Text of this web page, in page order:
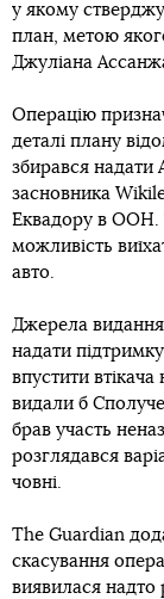
у якому
план, метою
Джуліана
Операцію
деталі плану
збирався
засновника
Еквадору в ООН.
можливість
авто.
Джерела
надати
впустити
видали б
брав участь
розглядався
човні.
The Guardian
скасування
виявилася